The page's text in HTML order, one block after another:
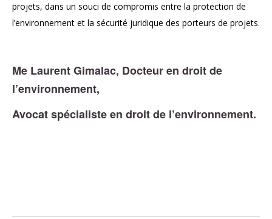
projets, dans un souci de compromis entre la protection de
l’environnement et la sécurité juridique des porteurs de projets.
Me Laurent Gimalac, Docteur en droit de
l’environnement,
Avocat spécialiste en droit de l’environnement.